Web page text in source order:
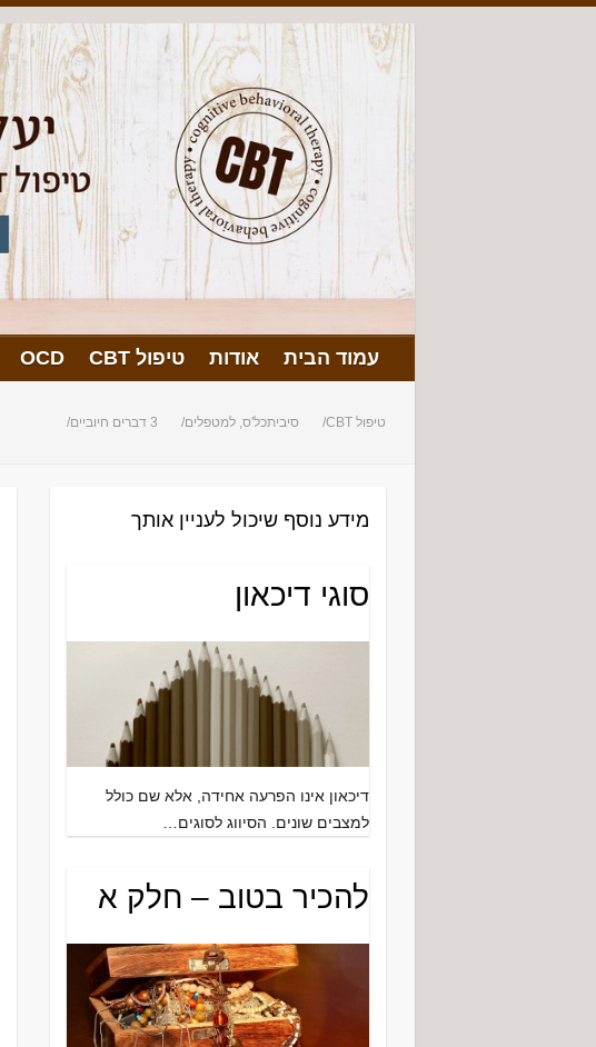
עמוד הבית אודות טיפול CBT OCD
טיפול CBT סיביתכל'ס, למטפלים 3 דברים חיוביים
מידע נוסף שיכול לעניין אותך
סוגי דיכאון
דיכאון אינו הפרעה אחידה, אלא שם כולל
למצבים שונים. הסיווג לסוגים…
להכיר בטוב – חלק א